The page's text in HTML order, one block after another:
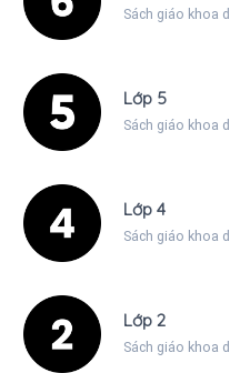
Sách giáo khoa
Lớp 5
Sách giáo khoa
Lớp 4
Sách giáo khoa
Lớp 2
Sách giáo khoa